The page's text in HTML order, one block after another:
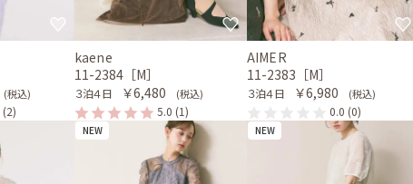
(税込)
(2)
kaene
11-2384［M］
３泊４日 ￥6,480 (税込)
5.0 (1)
AIMER
11-2383［M］
３泊４日 ￥6,980 (税込)
0.0 (0)
NEW NEW